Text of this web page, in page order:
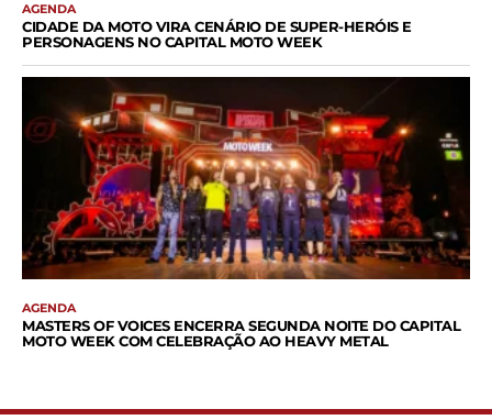
AGENDA
CIDADE DA MOTO VIRA CENÁRIO DE SUPER-HERÓIS E
PERSONAGENS NO CAPITAL MOTO WEEK
AGENDA
MASTERS OF VOICES ENCERRA SEGUNDA NOITE DO CAPITAL
MOTO WEEK COM CELEBRAÇÃO AO HEAVY METAL